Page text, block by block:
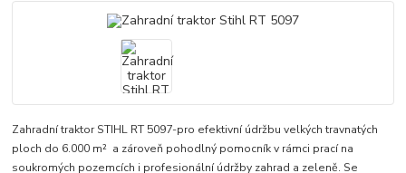
Zahradní traktor STIHL RT 5097-pro efektivní údržbu velkých travnatých
ploch do 6.000 m² a zároveň pohodlný pomocník v rámci prací na
soukromých pozemcích i profesionální údržby zahrad a zeleně. Se